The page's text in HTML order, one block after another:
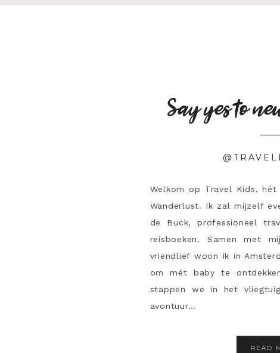
Say yes to
Welkom op Travel Kids,
Wanderlust. Ik zal mijzelf
de Buck, professioneel
reisboeken. Samen met
vriendlief woon ik in
om mét baby te
stappen we in het
avontuur...
READ